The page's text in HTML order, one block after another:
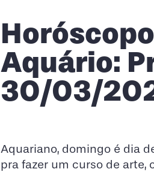
Aquário:
30/03/
Aquariano, domingo é dia
pra fazer um curso de arte,